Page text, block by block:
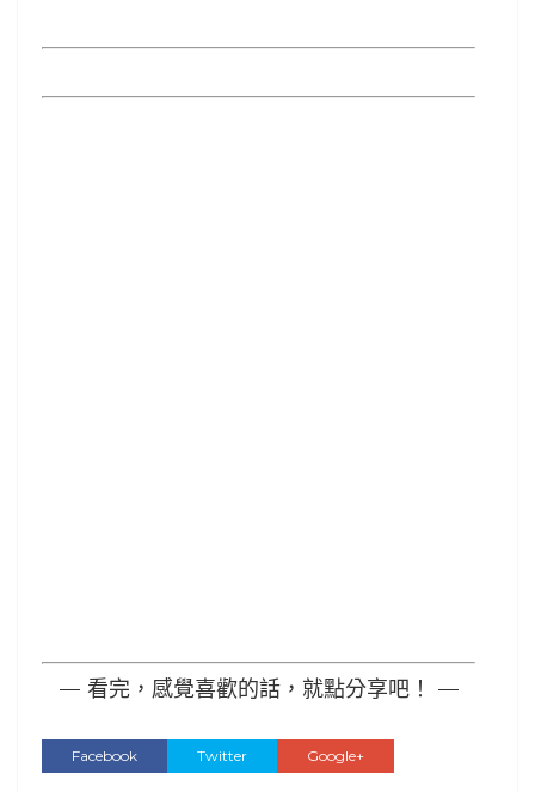
— 看完，感覺喜歡的話，就點分享吧！ —
Facebook Twitter Google+